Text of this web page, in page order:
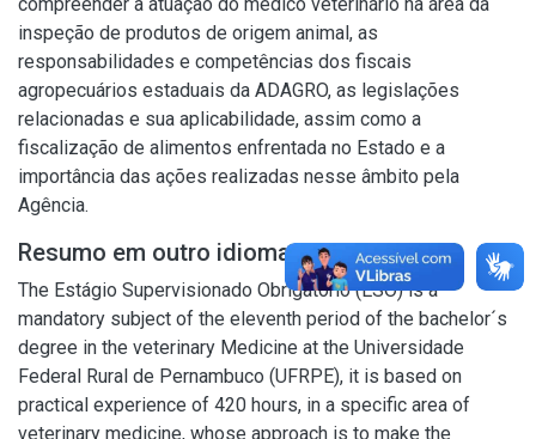
inspeção de produtos de origem animal, as
responsabilidades e competências dos fiscais
agropecuários estaduais da ADAGRO, as legislações
relacionadas e sua aplicabilidade, assim como a
fiscalização de alimentos enfrentada no Estado e a
importância das ações realizadas nesse âmbito pela
Agência.
Resumo em outro idioma
The Estágio Supervisionado Obrigatório (ESO) is a
mandatory subject of the eleventh period of the bachelor´s
degree in the veterinary Medicine at the Universidade
Federal Rural de Pernambuco (UFRPE), it is based on
practical experience of 420 hours, in a specific area of
veterinary medicine, whose approach is to make the